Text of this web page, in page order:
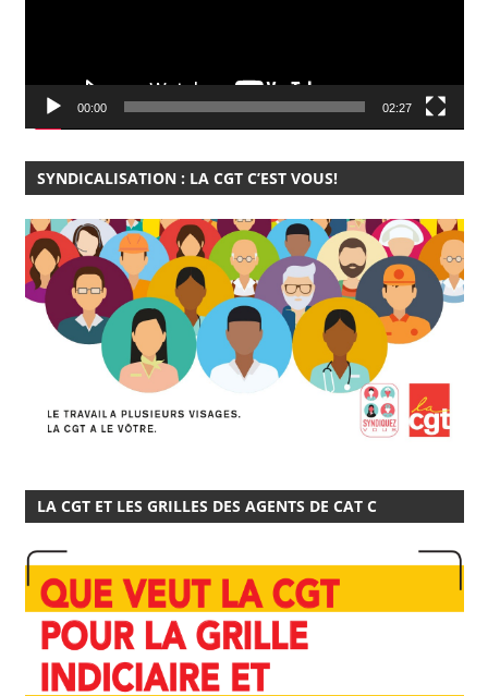
00:00 02:27
SYNDICALISATION : LA CGT C’EST VOUS!
LA CGT ET LES GRILLES DES AGENTS DE CAT C